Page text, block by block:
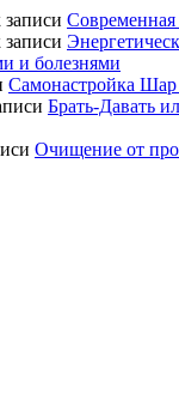
записи Современная
записи
и болезнями
Самонастройка
Брать-Давать
Очищение от